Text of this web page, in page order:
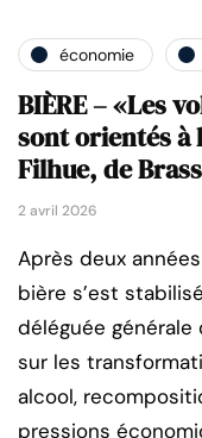
économie
BIÈRE – «Les
sont orientés à
Filhue, de
2 avril 2026
Après deux
bière s’est
déléguée générale
sur les
alcool,
pressions